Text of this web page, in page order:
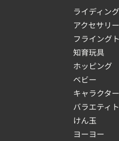
ライディン
アクセサリー
フライング
知育玩具
ホッピング
ベビー
キャラクター
バラエティ
けん玉
ヨーヨー